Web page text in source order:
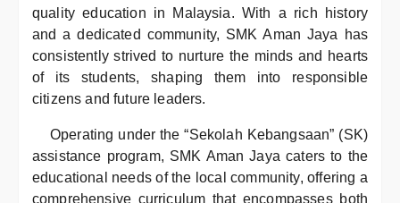
quality education in Malaysia. With a rich history
and a dedicated community, SMK Aman Jaya has
consistently strived to nurture the minds and hearts
of its students, shaping them into responsible
citizens and future leaders.
Operating under the “Sekolah Kebangsaan” (SK)
assistance program, SMK Aman Jaya caters to the
educational needs of the local community, offering a
comprehensive curriculum that encompasses both